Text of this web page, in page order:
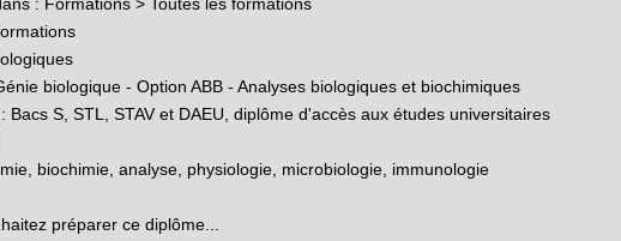
biologique - Option ABB - Analyses biologiques et biochimiques
Bacs S, STL, STAV et DAEU, diplôme d'accès aux études universitaires
biochimie, analyse, physiologie, microbiologie, immunologie
préparer ce diplôme...